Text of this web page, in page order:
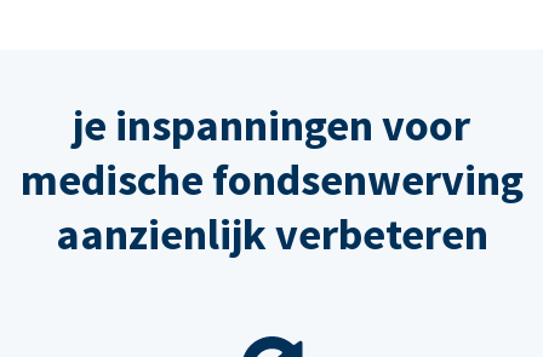
je inspanningen voor
medische fondsenwerving
aanzienlijk verbeteren